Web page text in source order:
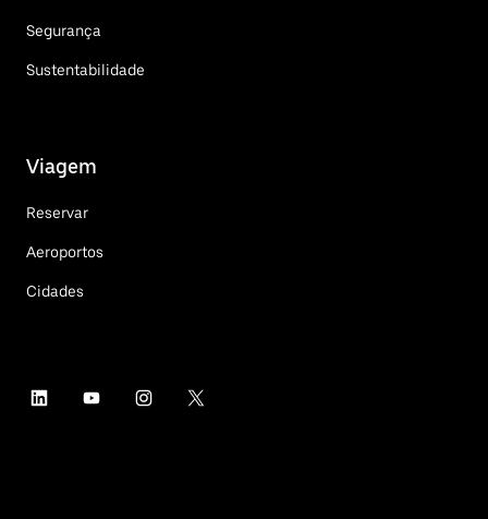
Segurança
Sustentabilidade
Viagem
Reservar
Aeroportos
Cidades